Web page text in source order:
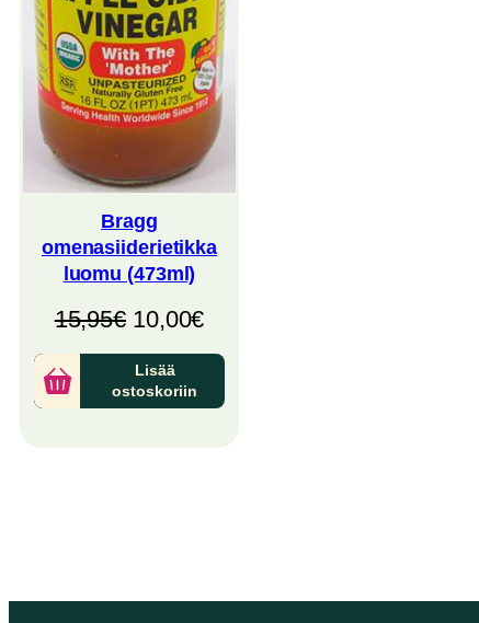
Bragg
omenasiiderietikka
luomu (473ml)
15,95€ Alkuperäinen
hinta
oli:
15,95€.
10,00€Nykyinen
hinta
10,00€.
Lisää
ostoskoriin